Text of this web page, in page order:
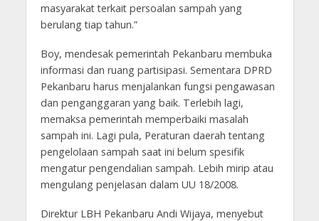
masyarakat terkait persoalan sampah yang
berulang tiap tahun.”
Boy, mendesak pemerintah Pekanbaru membuka
informasi dan ruang partisipasi. Sementara DPRD
Pekanbaru harus menjalankan fungsi pengawasan
dan penganggaran yang baik. Terlebih lagi,
memaksa pemerintah memperbaiki masalah
sampah ini. Lagi pula, Peraturan daerah tentang
pengelolaan sampah saat ini belum spesifik
mengatur pengendalian sampah. Lebih mirip atau
mengulang penjelasan dalam UU 18/2008.
Direktur LBH Pekanbaru Andi Wijaya, menyebut